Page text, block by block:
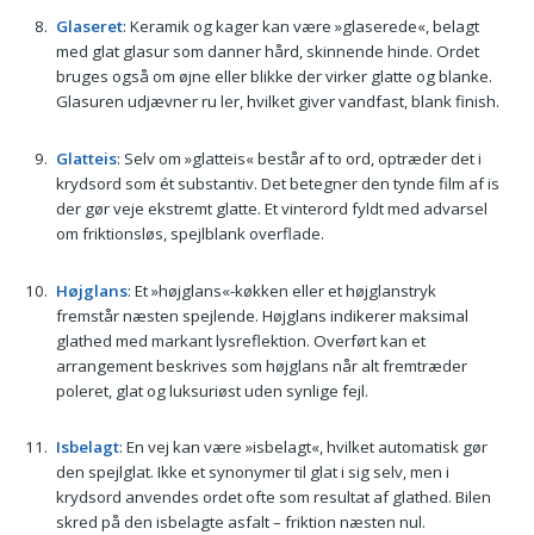
Glaseret: Keramik og kager kan være »glaserede«, belagt
med glat glasur som danner hård, skinnende hinde. Ordet
bruges også om øjne eller blikke der virker glatte og blanke.
Glasuren udjævner ru ler, hvilket giver vandfast, blank finish.
Glatteis: Selv om »glatteis« består af to ord, optræder det i
krydsord som ét substantiv. Det betegner den tynde film af is
der gør veje ekstremt glatte. Et vinterord fyldt med advarsel
om friktionsløs, spejlblank overflade.
Højglans: Et »højglans«-køkken eller et højglanstryk
fremstår næsten spejlende. Højglans indikerer maksimal
glathed med markant lysreflektion. Overført kan et
arrangement beskrives som højglans når alt fremtræder
poleret, glat og luksuriøst uden synlige fejl.
Isbelagt: En vej kan være »isbelagt«, hvilket automatisk gør
den spejlglat. Ikke et synonymer til glat i sig selv, men i
krydsord anvendes ordet ofte som resultat af glathed. Bilen
skred på den isbelagte asfalt – friktion næsten nul.